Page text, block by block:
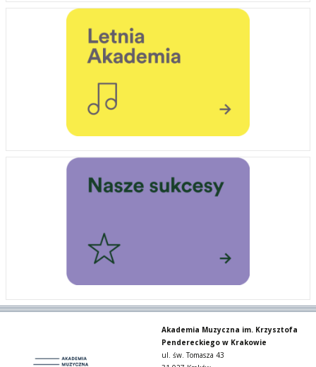
Akademia Muzyczna im. Krzysztofa
Pendereckiego w Krakowie
ul. św. Tomasza 43